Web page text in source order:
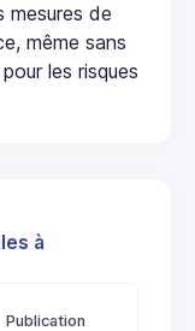
mesures de
même sans
les risques
à
Publication